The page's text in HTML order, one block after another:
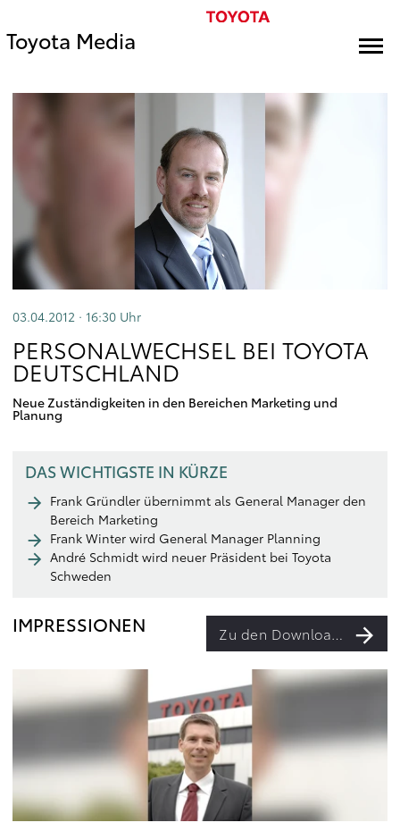
Toyota Media
03.04.2012 · 16:30 Uhr
PERSONALWECHSEL BEI TOYOTA
DEUTSCHLAND
Neue Zuständigkeiten in den Bereichen Marketing und
Planung
DAS WICHTIGSTE IN KÜRZE
Frank Gründler übernimmt als General Manager den
Bereich Marketing
Frank Winter wird General Manager Planning
André Schmidt wird neuer Präsident bei Toyota
Schweden
IMPRESSIONEN Zu den Downloads